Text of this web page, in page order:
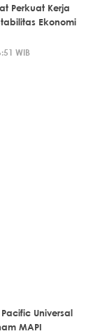
Perkuat Kerja
Ekonomi
WIB
Universal
MAPI